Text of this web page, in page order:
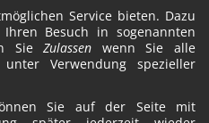
Service bieten. Dazu
Besuch in sogenannten
SieZulassen wenn Sie alle
Verwendung spezieller
Sie auf der Seite mit